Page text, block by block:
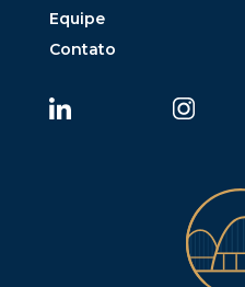
Equipe
Contato